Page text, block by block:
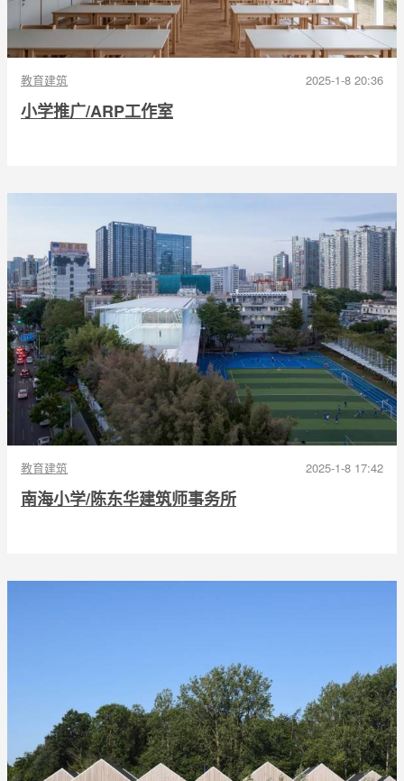
教育建筑 2025-1-8 20:36
小学推广/ARP工作室
教育建筑 2025-1-8 17:42
南海小学/陈东华建筑师事务所